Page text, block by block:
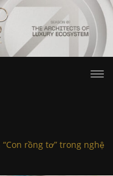
“Con rồng tơ” trong nghệ